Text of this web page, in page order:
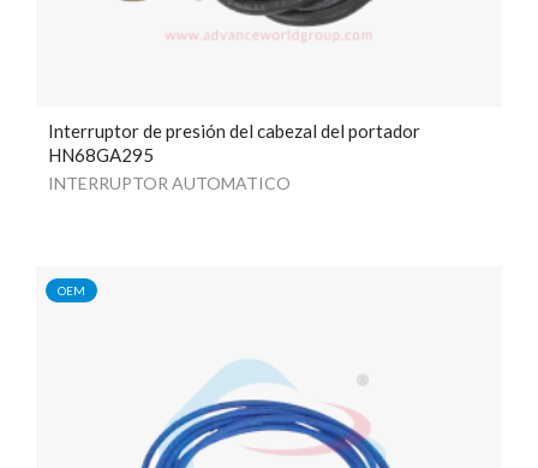
Interruptor de presión del cabezal del portador
HN68GA295
INTERRUPTOR AUTOMATICO
OEM